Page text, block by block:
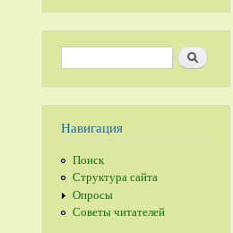
Форма поиска Поиск
Навигация
Поиск
Структура сайта
Опросы
Советы читателей